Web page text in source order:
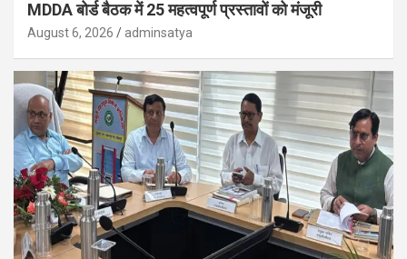
MDDA बोर्ड बैठक में 25 महत्वपूर्ण प्रस्तावों को मंजूरी
August 6, 2026 adminsatya